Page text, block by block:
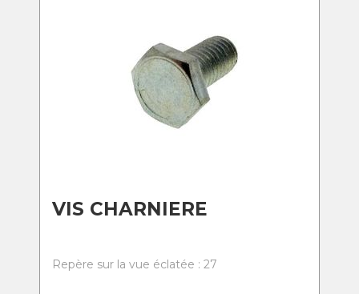
VIS CHARNIERE
Repère sur la vue éclatée : 27